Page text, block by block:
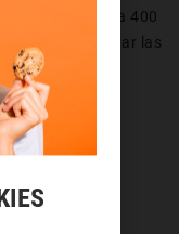
Internacional, a 400
para evitar las